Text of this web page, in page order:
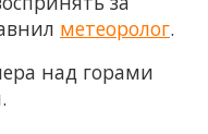
метеоролог.
над горами